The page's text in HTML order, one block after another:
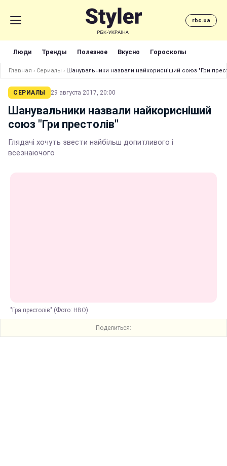
rbc.ua
Люди Тренды Полезное Вкусно Гороскопы
Главная › Сериалы › Шанувальники назвали найкорисніший союз "Гри
СЕРИАЛЫ 29 августа 2017, 20:00
Шанувальники назвали найкорисніший
союз "Гри престолів"
Глядачі хочуть звести найбільш допитливого і
всезнаючого
"Гра престолів" (Фото: HBO)
Поделиться: